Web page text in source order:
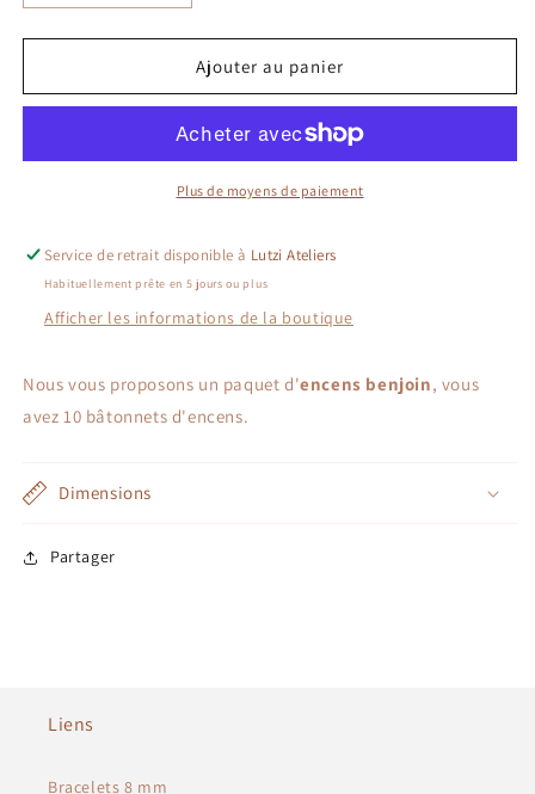
la
quantité
Encens
la
quantité
Encens
Ajouter au panier
Plus de moyens de paiement
Service de retrait disponible à Lutzi Ateliers
Habituellement prête en 5 jours ou plus
Afficher les informations de la boutique
Nous vous proposons un paquet d'encens benjoin, vous
avez 10 bâtonnets d'encens.
Dimensions
Partager
Liens
Bracelets 8 mm